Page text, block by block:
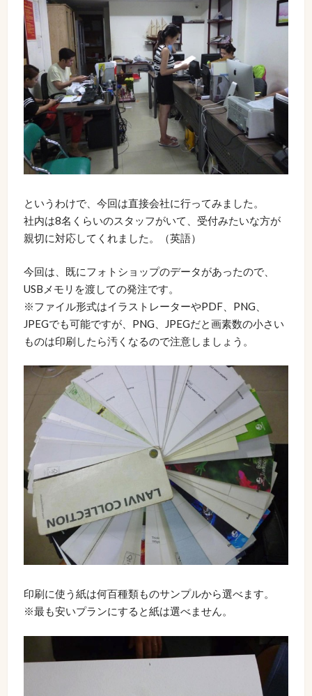
というわけで、今回は直接会社に行ってみました。
社内は8名くらいのスタッフがいて、受付みたいな方が
親切に対応してくれました。（英語）
今回は、既にフォトショップのデータがあったので、
USBメモリを渡しての発注です。
※ファイル形式はイラストレーターやPDF、PNG、
JPEGでも可能ですが、PNG、JPEGだと画素数の小さい
ものは印刷したら汚くなるので注意しましょう。
印刷に使う紙は何百種類ものサンプルから選べます。
※最も安いプランにすると紙は選べません。